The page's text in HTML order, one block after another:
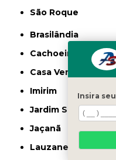
São Roque
Brasilândia
Cachoeirinha
Casa Verde
Imirim
Jardim São Paulo
Jaçanã
Lauzane Paulista
Insira